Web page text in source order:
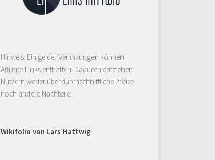
Hinweis: Einige der Verlinkungen können
Affiliate-Links enthalten. Dadurch entstehen
Nutzern weder überdurchschnittliche Preise
noch andere Nachteile.
Wikifolio von Lars Hattwig